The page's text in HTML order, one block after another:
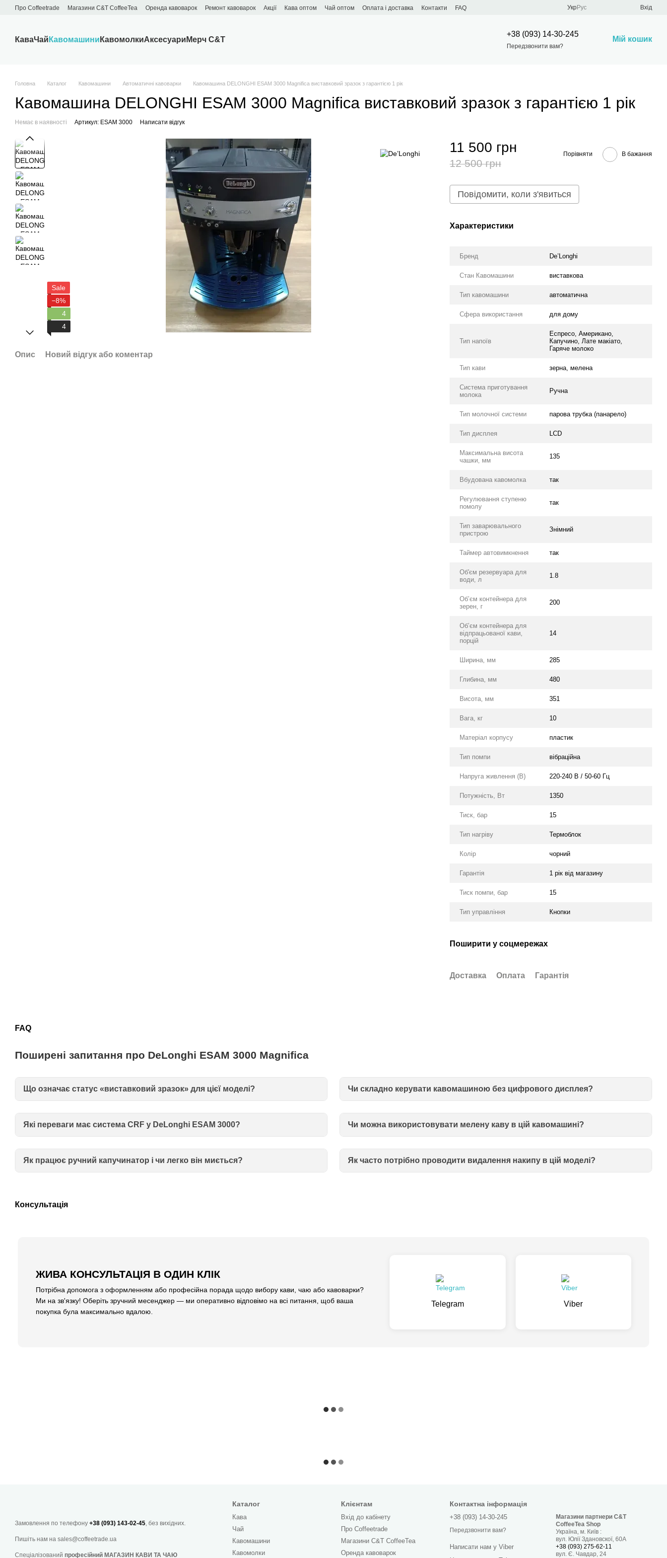
Перейти до основного контенту
Про Сoffeetrade Магазини C&T CoffeeTea Оренда кавоварок Ремонт кавоварок Акції Кава оптом Чай оптом Оплата і доставка Контакти
FAQ
УкрРус Вхід
КаваЧай Кавомашини КавомолкиАксесуари Мерч C&T
+38 (093) 14-30-245
Передзвонити вам?
Мій кошик
Головна Каталог Кавомашини Автоматичні кавоварки Кавомашина DELONGHI ESAM 3000 Magnifica виставковий зразок з гарантією 1 рік
Кавомашина DELONGHI ESAM 3000 Magnifica виставковий зразок з гарантією 1 рік
Немає в наявності Артикул: ESAM 3000 Написати відгук
Sale
−8%
4
4
Опис Новий відгук або коментар
11 500 грн
12 500 грн
Порівняти В бажання
Повідомити, коли з'явиться
Характеристики
Бренд De’Longhi
Стан Кавомашини виставкова
Тип кавомашини автоматична
Сфера використання для дому
Тип напоїв
Еспресо, Американо,
Капучино, Лате макіато,
Гаряче молоко
Тип кави зерна, мелена
Система приготування
молока
Ручна
Тип молочної системи парова трубка (панарело)
Тип дисплея LCD
Максимальна висота
чашки, мм
135
Вбудована кавомолка так
Регулювання ступеню
помолу
так
Тип заварювального
пристрою
Знімний
Таймер автовимкнення так
Об'єм резервуара для
води, л
1.8
Обʼєм контейнера для
зерен, г
200
Обʼєм контейнера для
відпрацьованої кави,
порцій
14
Ширина, мм 285
Глибина, мм 480
Висота, мм 351
Вага, кг 10
Матеріал корпусу пластик
Тип помпи вібраційна
Напруга живлення (В) 220-240 В / 50-60 Гц
Потужність, Вт 1350
Тиск, бар 15
Тип нагріву Термоблок
Колір чорний
Гарантія 1 рік від магазину
Тиск помпи, бар 15
Тип управління Кнопки
Поширити у соцмережах
Доставка Оплата Гарантія
FAQ
Поширені запитання про DeLonghi ESAM 3000 Magnifica
Що означає статус «виставковий зразок» для цієї моделі? Чи складно керувати кавомашиною без цифрового дисплея?
Які переваги має система CRF у DeLonghi ESAM 3000? Чи можна використовувати мелену каву в цій кавомашині?
Як працює ручний капучинатор і чи легко він миється? Як часто потрібно проводити видалення накипу в цій моделі?
Консультація
ЖИВА КОНСУЛЬТАЦІЯ В ОДИН КЛІК
Потрібна допомога з оформленням або професійна порада щодо вибору кави, чаю або кавоварки?
Ми на зв'язку! Оберіть зручний месенджер — ми оперативно відповімо на всі питання, щоб ваша
покупка була максимально вдалою.
Telegram Viber
Замовлення по телефону +38 (093) 143-02-45, без вихідних.
Пишіть нам на sales@coffeetrade.ua
Спеціалізований професійний МАГАЗИН КАВИ ТА ЧАЮ
Каталог
Кава
Чай
Кавомашини
Кавомолки
Клієнтам
Вхід до кабінету
Про Сoffeetrade
Магазини C&T CoffeeTea
Оренда кавоварок
Контактна інформація
+38 (093) 14-30-245
Передзвонити вам?
Написати нам у Viber
Магазини партнери C&T
CoffeeTea Shop
Україна, м. Київ :
вул. Юлії Здановскої, 60А
+38 (093) 275-62-11
вул. Є. Чавдар, 24